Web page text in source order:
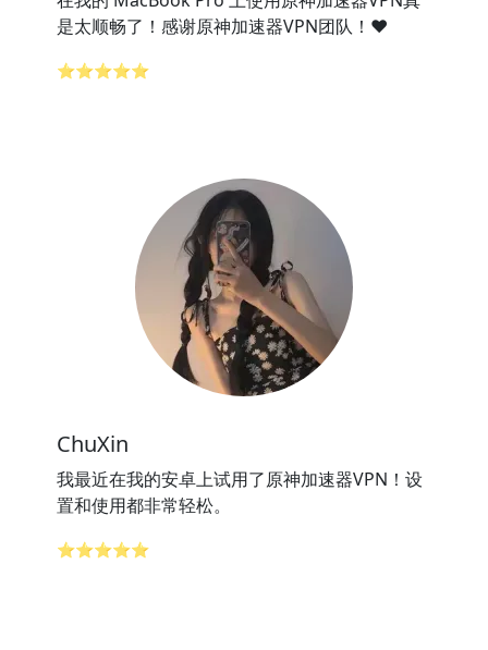
是太顺畅了！感谢原神加速器VPN团队！❤️
⭐⭐⭐⭐⭐
ChuXin
我最近在我的安卓上试用了原神加速器VPN！设
置和使用都非常轻松。
⭐⭐⭐⭐⭐